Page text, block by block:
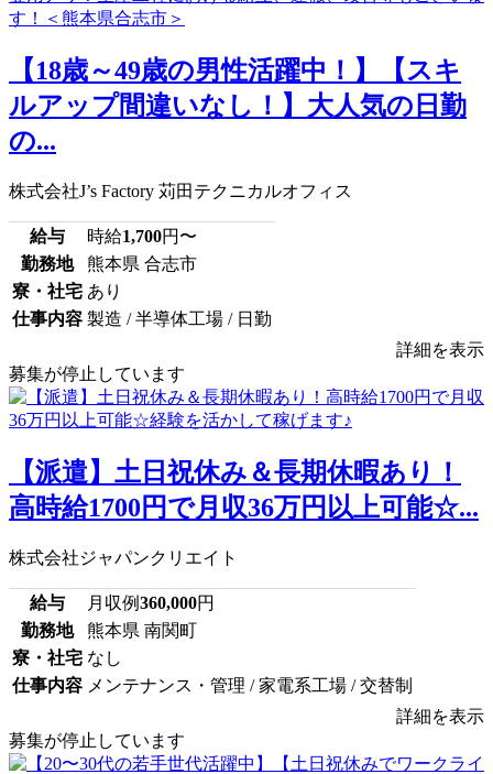
【18歳～49歳の男性活躍中！】【スキ
ルアップ間違いなし！】大人気の日勤
の...
株式会社J’s Factory 苅田テクニカルオフィス
給与 時給1,700円〜
勤務地
熊本県 合志市
寮・社宅 あり
仕事内容 製造 / 半導体工場 / 日勤
詳細を表示
募集が停止しています
【派遣】土日祝休み＆長期休暇あり！
高時給1700円で月収36万円以上可能☆...
株式会社ジャパンクリエイト
給与 月収例360,000円
勤務地
熊本県 南関町
寮・社宅 なし
仕事内容 メンテナンス・管理 / 家電系工場 / 交替制
詳細を表示
募集が停止しています